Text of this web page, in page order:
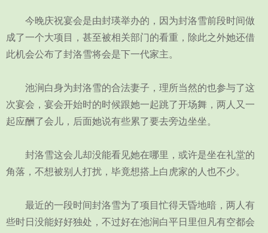
今晚庆祝宴会是由封瑛举办的，因为封洛雪前段时间做
成了一个大项目，甚至被相关部门的看重，除此之外她还借
此机会公布了封洛雪将会是下一代家主。
池涧白身为封洛雪的合法妻子，理所当然的也参与了这
次宴会，宴会开始时的时候跟她一起跳了开场舞，两人又一
起应酬了会儿，后面她说有些累了要去旁边坐坐。
封洛雪这会儿却没能看见她在哪里，或许是坐在礼堂的
角落，不想被别人打扰，毕竟想搭上白虎家的人也不少。
最近的一段时间封洛雪为了项目忙得天昏地暗，两人有
些时日没能好好独处，不过好在池涧白平日里但凡有空都会